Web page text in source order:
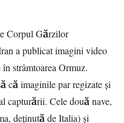
Corpul Gărzilor
a publicat imagini video
strâmtoarea Ormuz.
că imaginile par regizate și
capturării. Cele două nave,
deținută de Italia) și